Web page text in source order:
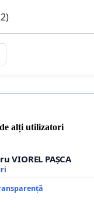
alți utilizatori
VIOREL PAȘCA